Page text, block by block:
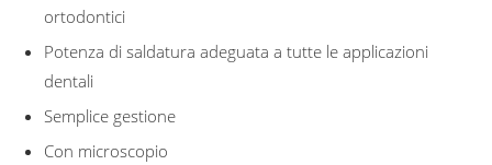
ortodontici
Potenza di saldatura adeguata a tutte le applicazioni
dentali
Semplice gestione
Con microscopio